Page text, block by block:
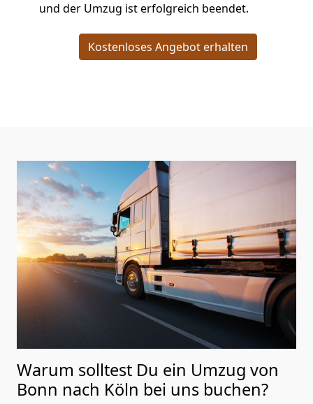
und der Umzug ist erfolgreich beendet.
Kostenloses Angebot erhalten
Warum solltest Du ein Umzug von
Bonn nach Köln bei uns buchen?